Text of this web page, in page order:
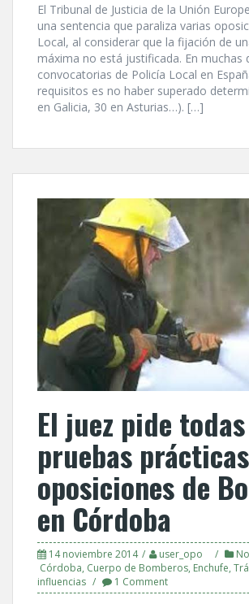
El Tribunal de Justicia de la Unión
una sentencia que paraliza varias
Local, al considerar que la fijación de
máxima no está justificada. En muchas
convocatorias de Policí­a Local en
requisitos es no haber superado
en Galicia, 30 en Asturias…). […]
El juez pide
pruebas
oposiciones de
en Córdoba
14 noviembre 2014 user_opo
Córdoba, Cuerpo de Bomberos, Enchufe,
influencias
1 Comment